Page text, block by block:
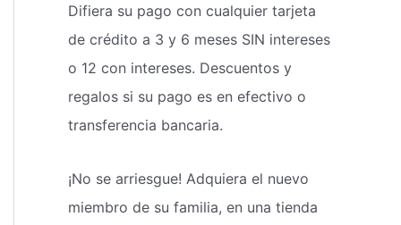
Difiera su pago con cualquier tarjeta
de crédito a 3 y 6 meses SIN intereses
o 12 con intereses. Descuentos y
regalos si su pago es en efectivo o
transferencia bancaria.
¡No se arriesgue! Adquiera el nuevo
miembro de su familia, en una tienda